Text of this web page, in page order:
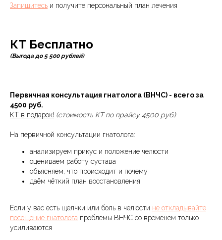
Запишитесь и получите персональный план лечения
КТ Бесплатно
(Выгода до 5 500 рублей)
Первичная консультация гнатолога (ВНЧС) - всего за
4500 руб.
КТ в подарок! (стоимость КТ по прайсу 4500 руб.)
На первичной консультации гнатолога:
анализируем прикус и положение челюсти
оцениваем работу сустава
объясняем, что происходит и почему
даём чёткий план восстановления
Если у вас есть щелчки или боль в челюсти не откладывайте
посещение гнатолога проблемы ВНЧС со временем только
усиливаются